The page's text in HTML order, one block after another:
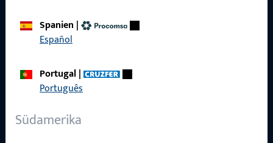
Spanien |
Español
Portugal|
Português
Südamerika
Produkte